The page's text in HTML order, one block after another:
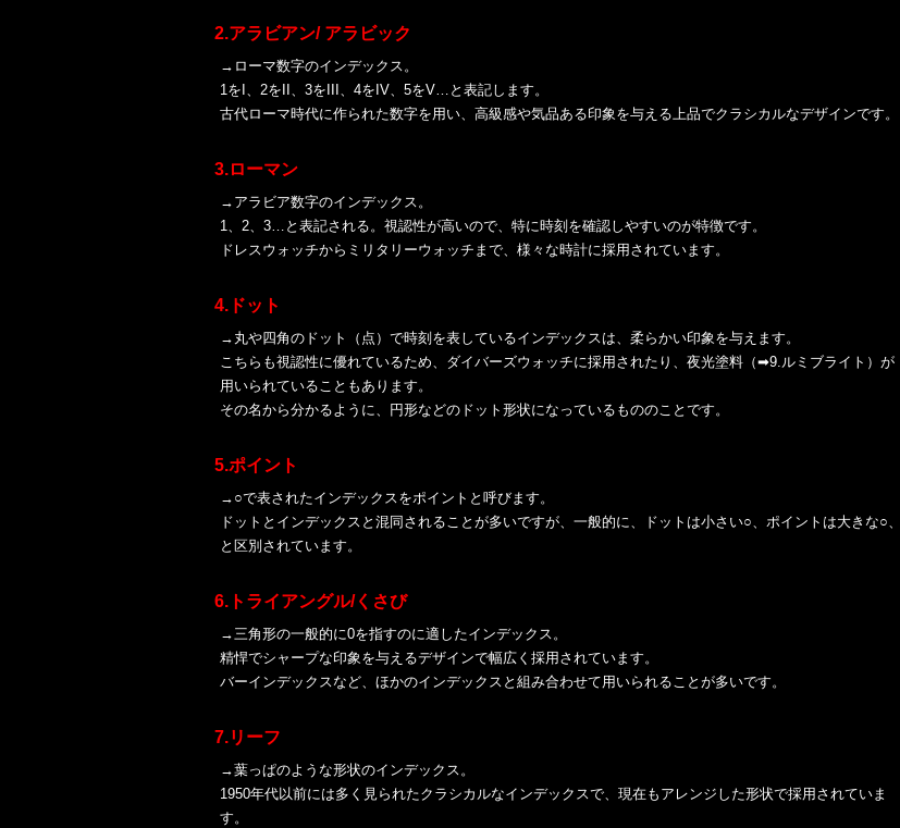
2.アラビアン/ アラビック
→ローマ数字のインデックス。
1をI、2をII、3をIII、4をIV、5をV…と表記します。
古代ローマ時代に作られた数字を用い、高級感や気品ある印象を与える上品でクラシカルなデザインです。
3.ローマン
→アラビア数字のインデックス。
1、2、3…と表記される。視認性が高いので、特に時刻を確認しやすいのが特徴です。
ドレスウォッチからミリタリーウォッチまで、様々な時計に採用されています。
4.ドット
→丸や四角のドット（点）で時刻を表しているインデックスは、柔らかい印象を与えます。
こちらも視認性に優れているため、ダイバーズウォッチに採用されたり、夜光塗料（➡9.ルミブライト）が
用いられていることもあります。
その名から分かるように、円形などのドット形状になっているもののことです。
5.ポイント
→○で表されたインデックスをポイントと呼びます。
ドットとインデックスと混同されることが多いですが、一般的に、ドットは小さい○、ポイントは大きな○、
と区別されています。
6. トライアングル/くさび
→三角形の一般的に0を指すのに適したインデックス。
精悍でシャープな印象を与えるデザインで幅広く採用されています。
バーインデックスなど、ほかのインデックスと組み合わせて用いられることが多いです。
7.リーフ
→葉っぱのような形状のインデックス。
1950年代以前には多く見られたクラシカルなインデックスで、現在もアレンジした形状で採用されていま
す。